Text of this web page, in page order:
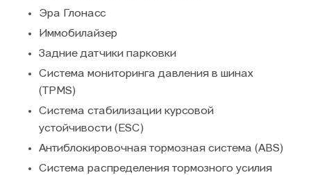
Эра Глонасс
Иммобилайзер
Задние датчики парковки
Система мониторинга давления в шинах
(TPMS)
Система стабилизации курсовой
устойчивости (ESC)
Антиблокировочная тормозная система (ABS)
Система распределения тормозного усилия